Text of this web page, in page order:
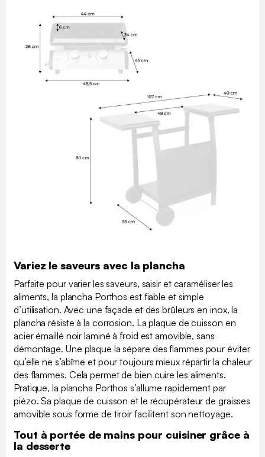
Variez le saveurs avec la plancha
Parfaite pour varier les saveurs, saisir et caraméliser les
aliments, la plancha Porthos est fiable et simple
d’utilisation. Avec une façade et des brûleurs en inox, la
plancha résiste à la corrosion. La plaque de cuisson en
acier émaillé noir laminé à froid est amovible, sans
démontage. Une plaque la sépare des flammes pour éviter
qu’elle ne s’abîme et pour toujours mieux répartir la chaleur
des flammes. Cela permet de bien cuire les aliments.
Pratique, la plancha Porthos s’allume rapidement par
piézo. Sa plaque de cuisson et le récupérateur de graisses
amovible sous forme de tiroir facilitent son nettoyage.
Tout à portée de mains pour cuisiner grâce à
la desserte